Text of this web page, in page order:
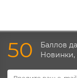
50
Баллов
Новинки,